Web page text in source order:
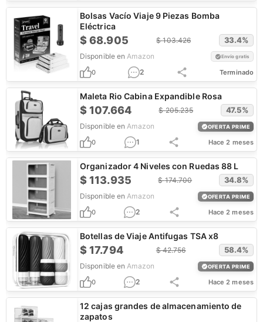
Bolsas Vacío Viaje 9 Piezas Bomba
Eléctrica
$68.905 $103.426 33.4%
Disponible en Amazon Envío gratis
0 2 Terminado
Maleta Rio Cabina Expandible Rosa
$107.664 $205.235 47.5%
Disponible en Amazon OFERTA PRIME
0 1 Hace 2 meses
Organizador 4 Niveles con Ruedas 88 L
$113.935 $174.700 34.8%
Disponible en Amazon OFERTA PRIME
0 2 Hace 2 meses
Botellas de Viaje Antifugas TSA x8
$17.794 $42.756 58.4%
Disponible en Amazon OFERTA PRIME
0 2 Hace 2 meses
12 cajas grandes de almacenamiento de
zapatos